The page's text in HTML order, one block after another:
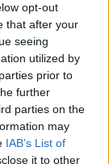
opt-out
that after your
seeing
utilized by
prior to
further
parties on the
may
IAB’s List of
it to other
református